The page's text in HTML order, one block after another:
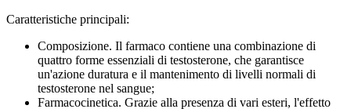
Caratteristiche principali:
Composizione. Il farmaco contiene una combinazione di
quattro forme essenziali di testosterone, che garantisce
un'azione duratura e il mantenimento di livelli normali di
testosterone nel sangue;
Farmacocinetica. Grazie alla presenza di vari esteri, l'effetto